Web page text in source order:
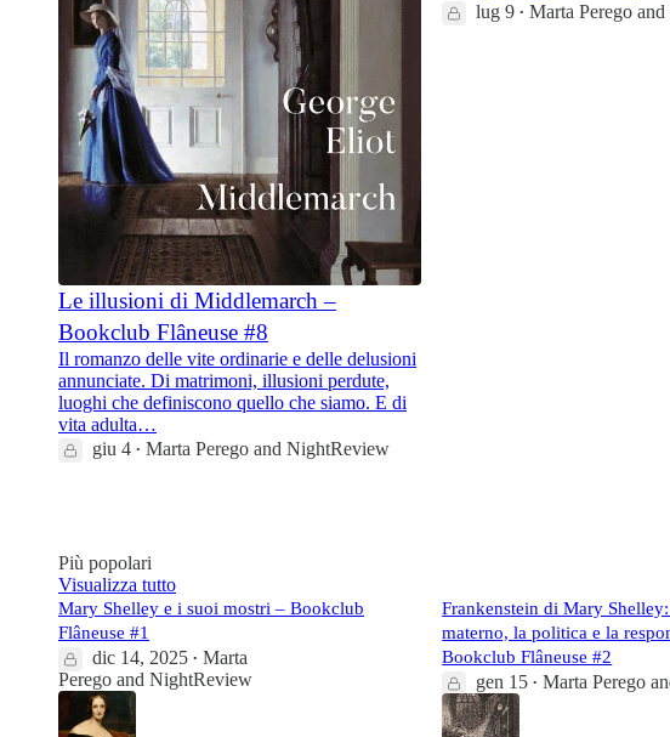
lug 9 • Marta Perego and
Le illusioni di Middlemarch –
Bookclub Flâneuse #8
Il romanzo delle vite ordinarie e delle delusioni
annunciate. Di matrimoni, illusioni perdute,
luoghi che definiscono quello che siamo. E di
vita adulta…
giu 4 • Marta Perego and NightReview
Più popolari
Visualizza tutto
Mary Shelley e i suoi mostri – Bookclub
Flâneuse #1
dic 14, 2025 • Marta
Perego and NightReview
Frankenstein di Mary
materno, la politica e la
Bookclub Flâneuse #2
gen 15 • Marta Perego